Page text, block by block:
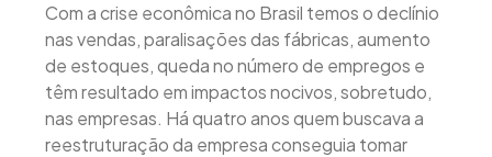
Com a crise econômica no Brasil temos o declínio
nas vendas, paralisações das fábricas, aumento
de estoques, queda no número de empregos e
têm resultado em impactos nocivos, sobretudo,
nas empresas. Há quatro anos quem buscava a
reestruturação da empresa conseguia tomar